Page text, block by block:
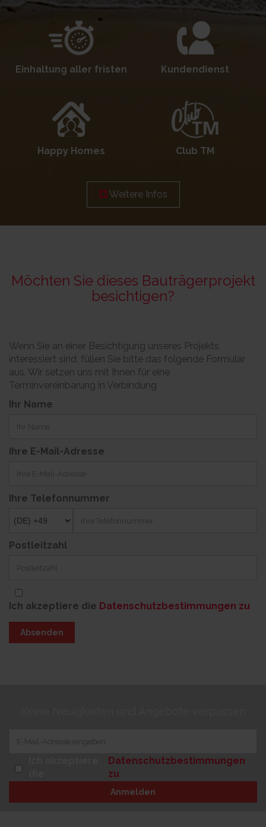
Einhaltung aller fristen Kundendienst
Happy Homes Club TM
Weitere Infos
Möchten Sie dieses Bauträgerprojekt
besichtigen?
Wenn Sie an einer Besichtigung unseres Projekts
interessiert sind, füllen Sie bitte das folgende Formular
aus. Wir setzen uns mit Ihnen für eine
Terminvereinbarung in Verbindung
Ihr Name
Ihre E-Mail-Adresse
Ihre Telefonnummer
Postleitzahl
Ich akzeptiere die Datenschutzbestimmungen zu
Absenden
Datenschutzbestimmungen
zu
Anmelden